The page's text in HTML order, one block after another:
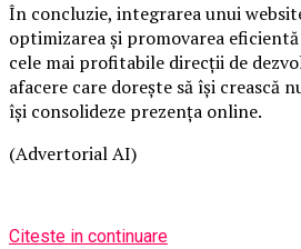
În concluzie, integrarea unui
optimizarea și promovarea
cele mai profitabile direcții de
afacere care dorește să își crească
își consolideze prezența online.
(Advertorial AI)
Citeste in continuare